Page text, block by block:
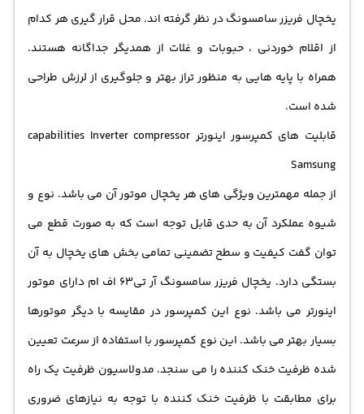
یخچال فریزر سامسونگ در نظر گرفته اند. محل قرار گیری هر کدام
از اقلام خوردنی ، حبوبات و غلات از همدیگر جداگانه هستند.
همراه با پایه هایی به منظور تراز بهتر و جلوگیری از لرزش طراحی
شده است.
قابلیت های کمپرسور اینورتر capabilities Inverter compressor
Samsung
از جمله مهمترین ویژگی های هر یخچال موتور آن می باشد. نوع و
شیوه عملکرد آن به حدی قابل توجه است که به صورت قطع می
توان گفت کیفیت و سطح تضمینی تمامی بخش های یخچال به آن
بستگی دارد. یخچال فریزر سامسونگ آر تی63 اف ام دارای موتور
اینورتر می باشد. نوع این کمپرسور در مقایسه با دیگر موتورها
بسیار بهتر می باشد. این نوع کمپرسور با استفاده از سرعت تعیین
شده ظرفیت خنک کننده را می سنجد. مدولاسیون ظرفیت یک راه
برای مطابقت با ظرفیت خنک کننده با توجه به نیازهای ضروری